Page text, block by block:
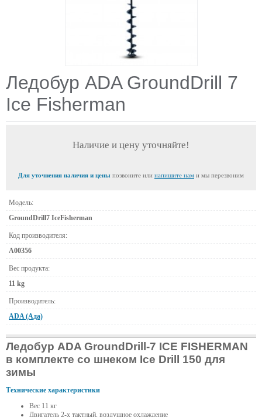
Ледобур ADA GroundDrill 7
Ice Fisherman
Наличие и цену уточняйте!
Для уточнения наличия и цены позвоните или напишите нам и мы перезвоним
Модель:
GroundDrill7 IceFisherman
Код производителя:
А00356
Вес продукта:
11 kg
Производитель:
ADA (Ада)
Ледобур ADA GroundDrill-7 ICE FISHERMAN
в комплекте со шнеком Ice Drill 150 для
зимы
Технические характеристики
Вес 11 кг
Двигатель 2-х тактный, воздушное охлаждение